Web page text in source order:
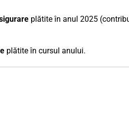
plătite în anul 2025
plătite în cursul anului.